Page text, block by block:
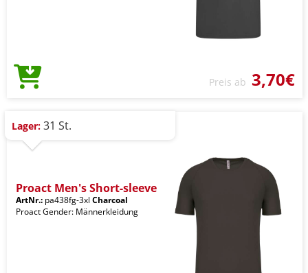
Preis ab 3,70€
Lager: 31 St.
Proact Men's Short-sleeve
ArtNr.: pa438fg-3xl Charcoal
Proact Gender: Männerkleidung